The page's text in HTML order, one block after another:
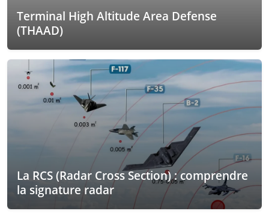
Terminal High Altitude Area Defense
(THAAD)
La RCS (Radar Cross Section) : comprendre
la signature radar